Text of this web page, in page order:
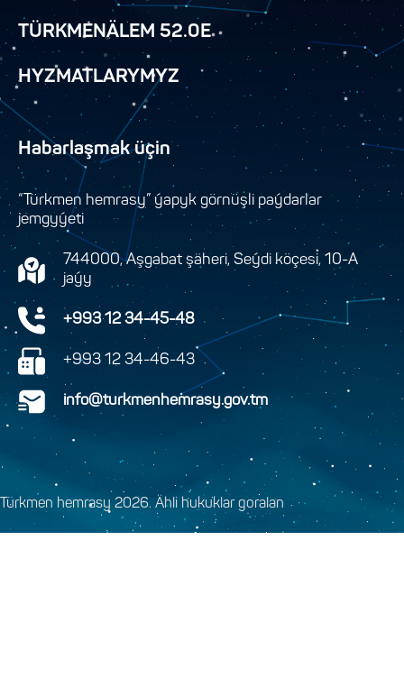
TÜRKMENÄLEM 52.0E
HYZMATLARYMYZ
Habarlaşmak üçin
“Türkmen hemrasy” ýapyk görnüşli paýdarlar
jemgyýeti
744000, Aşgabat şäheri, Seýdi köçesi, 10-A
jaýy
+993 12 34-45-48
+993 12 34-46-43
info@turkmenhemrasy.gov.tm
Türkmen hemrasy 2026. Ähli hukuklar goralan